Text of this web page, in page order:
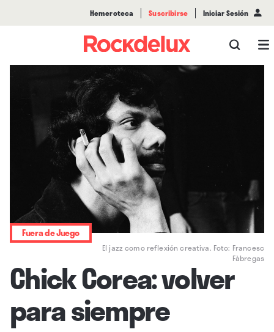
Hemeroteca Suscribirse Iniciar Sesión
El jazz como reflexión creativa. Foto: Francesc
Fàbregas
Fuera de Juego
Chick Corea: volver
para siempre